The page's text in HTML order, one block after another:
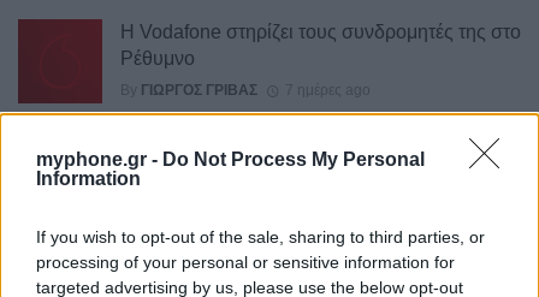
myphone.gr - Do Not Process My Personal
Information
If you wish to opt-out of the sale, sharing to third parties, or
processing of your personal or sensitive information for
targeted advertising by us, please use the below opt-out
Η Vodafone στηρίζει τους συνδρομητές της στο
Ρέθυμνο
By ΓΙΏΡΓΟΣ ΓΡΊΒΑΣ 7 ημέρες ago
Η Lenovo ανεβαίνει στη θέση 153 της λίστας
By ΓΙΏΡΓΟΣ ΓΡΊΒΑΣ 7 ημέρες ago